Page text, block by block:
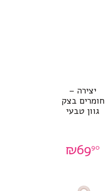
יצירה –
חומרים בצק
גוון טבעי
₪6990